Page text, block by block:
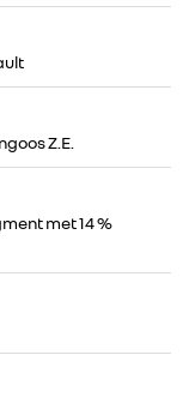
Z.E.
met 14 %